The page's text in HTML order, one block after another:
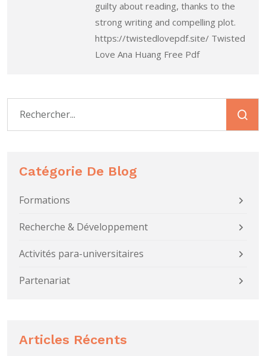
guilty about reading, thanks to the
strong writing and compelling plot.
https://twistedlovepdf.site/ Twisted
Love Ana Huang Free Pdf
Catégorie De Blog
Formations
Recherche & Développement
Activités para-universitaires
Partenariat
Articles Récents